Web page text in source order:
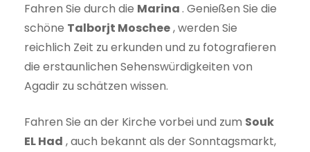
Fahren Sie durch die Marina. Genießen Sie die
schöne Talborjt Moschee, werden Sie
reichlich Zeit zu erkunden und zu fotografieren
die erstaunlichen Sehenswürdigkeiten von
Agadir zu schätzen wissen.
Fahren Sie an der Kirche vorbei und zum Souk
EL Had , auch bekannt als der Sonntagsmarkt,